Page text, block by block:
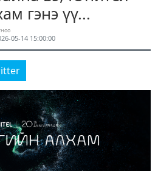
гэнэ үү...
05-14 15:00:00